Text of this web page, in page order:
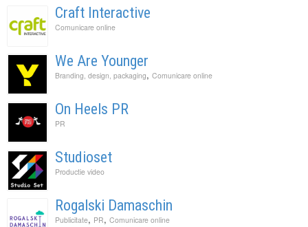
Craft Interactive
Comunicare online
We Are Younger
Branding, design, packaging, Comunicare online
On Heels PR
PR
Studioset
Productie video
Rogalski Damaschin
Publicitate, PR, Comunicare online